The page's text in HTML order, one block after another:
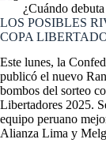
¿Cuándo
LOS POSIBLES
COPA
Este lunes, la
publicó el nuevo
bombos del sorteo
Libertadores 2025.
equipo peruano
Alianza Lima y